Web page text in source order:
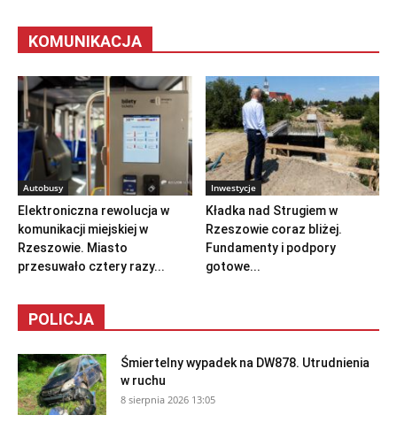
KOMUNIKACJA
Autobusy
Elektroniczna rewolucja w
komunikacji miejskiej w
Rzeszowie. Miasto
przesuwało cztery razy...
Inwestycje
Kładka nad Strugiem w
Rzeszowie coraz bliżej.
Fundamenty i podpory
gotowe...
POLICJA
Śmiertelny wypadek na DW878. Utrudnienia
w ruchu
8 sierpnia 2026 13:05